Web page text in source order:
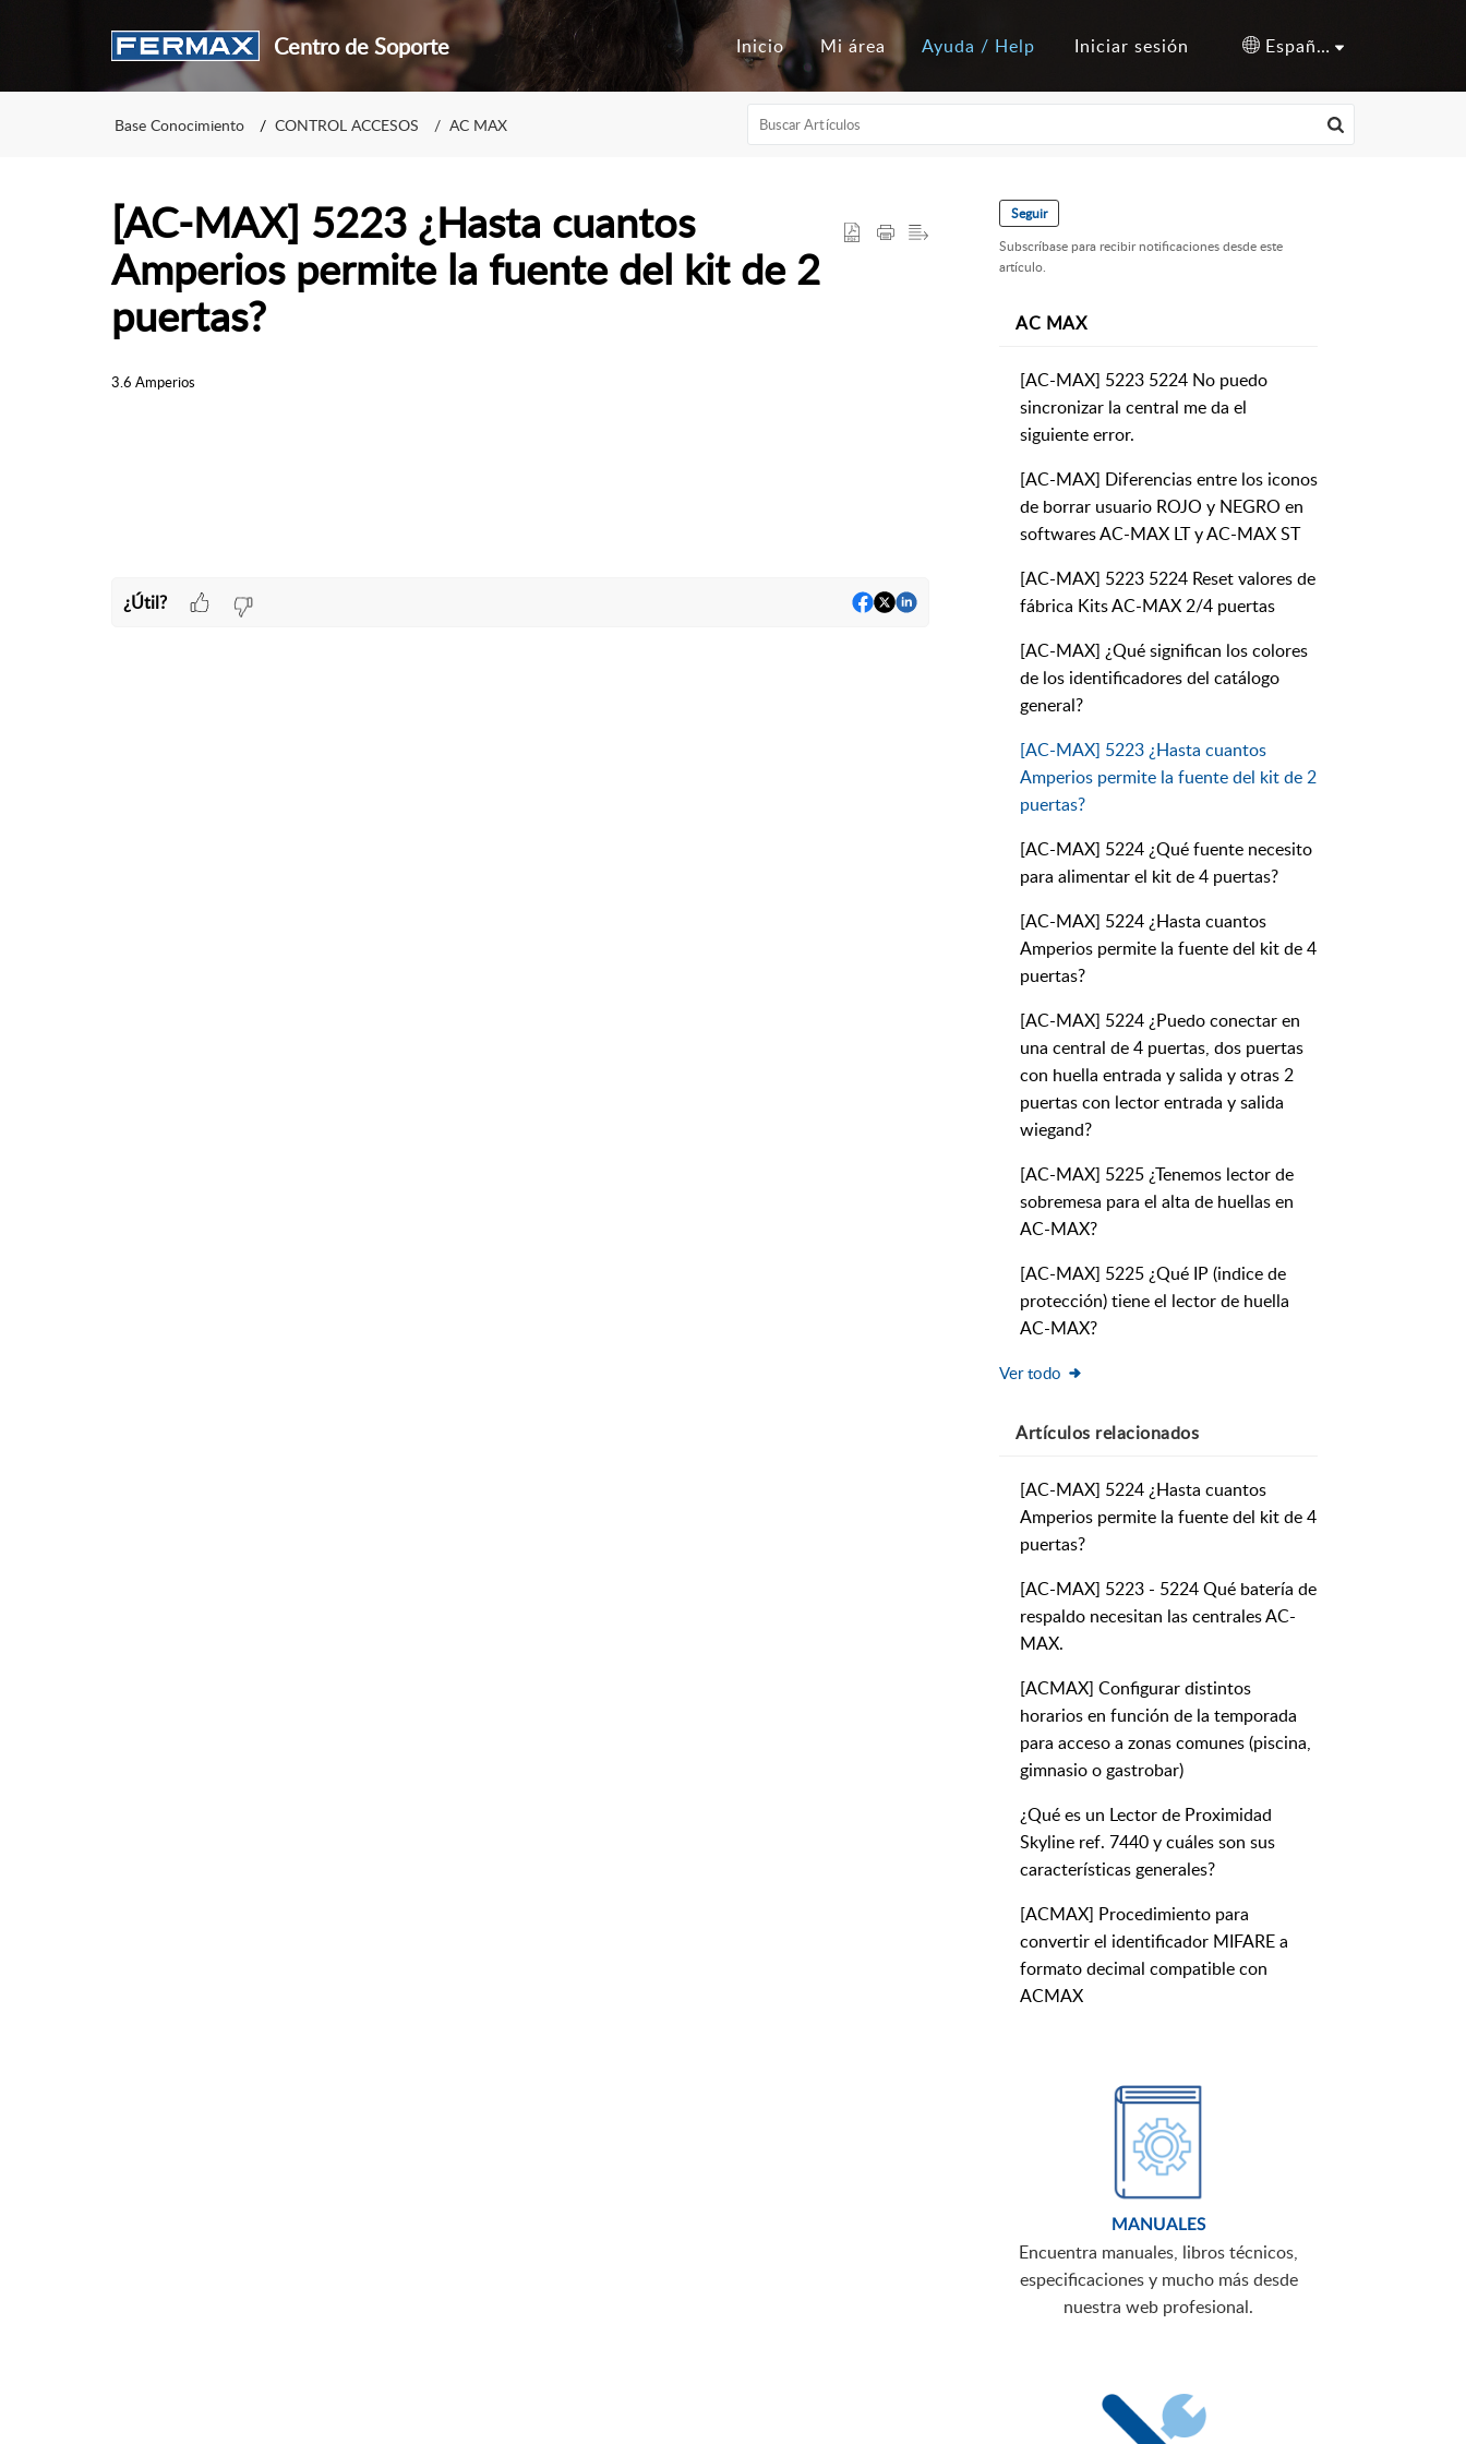
Centro de Soporte Inicio Mi área Ayuda / Help Iniciar sesión Español (España)
Base Conocimiento CONTROL ACCESOS AC MAX
[AC-MAX] 5223 ¿Hasta cuantos
Amperios permite la fuente del kit de 2
puertas?
3.6 Amperios
¿Útil?
Seguir
Subscríbase para recibir notificaciones desde este
artículo.
AC MAX
[AC-MAX] 5223 5224 No puedo
sincronizar la central me da el
siguiente error.
[AC-MAX] Diferencias entre los iconos
de borrar usuario ROJO y NEGRO en
softwares AC-MAX LT y AC-MAX ST
[AC-MAX] 5223 5224 Reset valores de
fábrica Kits AC-MAX 2/4 puertas
[AC-MAX] ¿Qué significan los colores
de los identificadores del catálogo
general?
[AC-MAX] 5223 ¿Hasta cuantos
Amperios permite la fuente del kit de 2
puertas?
[AC-MAX] 5224 ¿Qué fuente necesito
para alimentar el kit de 4 puertas?
[AC-MAX] 5224 ¿Hasta cuantos
Amperios permite la fuente del kit de 4
puertas?
[AC-MAX] 5224 ¿Puedo conectar en
una central de 4 puertas, dos puertas
con huella entrada y salida y otras 2
puertas con lector entrada y salida
wiegand?
[AC-MAX] 5225 ¿Tenemos lector de
sobremesa para el alta de huellas en
AC-MAX?
[AC-MAX] 5225 ¿Qué IP (indice de
protección) tiene el lector de huella
AC-MAX?
Ver todo
Artículos relacionados
[AC-MAX] 5224 ¿Hasta cuantos
Amperios permite la fuente del kit de 4
puertas?
[AC-MAX] 5223 - 5224 Qué batería de
respaldo necesitan las centrales AC-
MAX.
[ACMAX] Configurar distintos
horarios en función de la temporada
para acceso a zonas comunes (piscina,
gimnasio o gastrobar)
¿Qué es un Lector de Proximidad
Skyline ref. 7440 y cuáles son sus
características generales?
[ACMAX] Procedimiento para
convertir el identificador MIFARE a
formato decimal compatible con
ACMAX
MANUALES
Encuentra manuales, libros técnicos,
especificaciones y mucho más desde
nuestra web profesional.